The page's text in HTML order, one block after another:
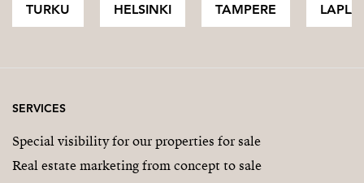
TURKU HELSINKI TAMPERE
SERVICES
Special visibility for our properties for sale
Real estate marketing from concept to sale